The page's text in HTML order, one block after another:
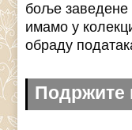
боље заведене
имамо у
обраду
Подржите